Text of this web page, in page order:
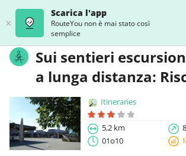
Scarica l'app
RouteYou non è mai stato così
semplice
Sui sentieri
a lunga distanza:
Itineraries
5,2 km
01o10